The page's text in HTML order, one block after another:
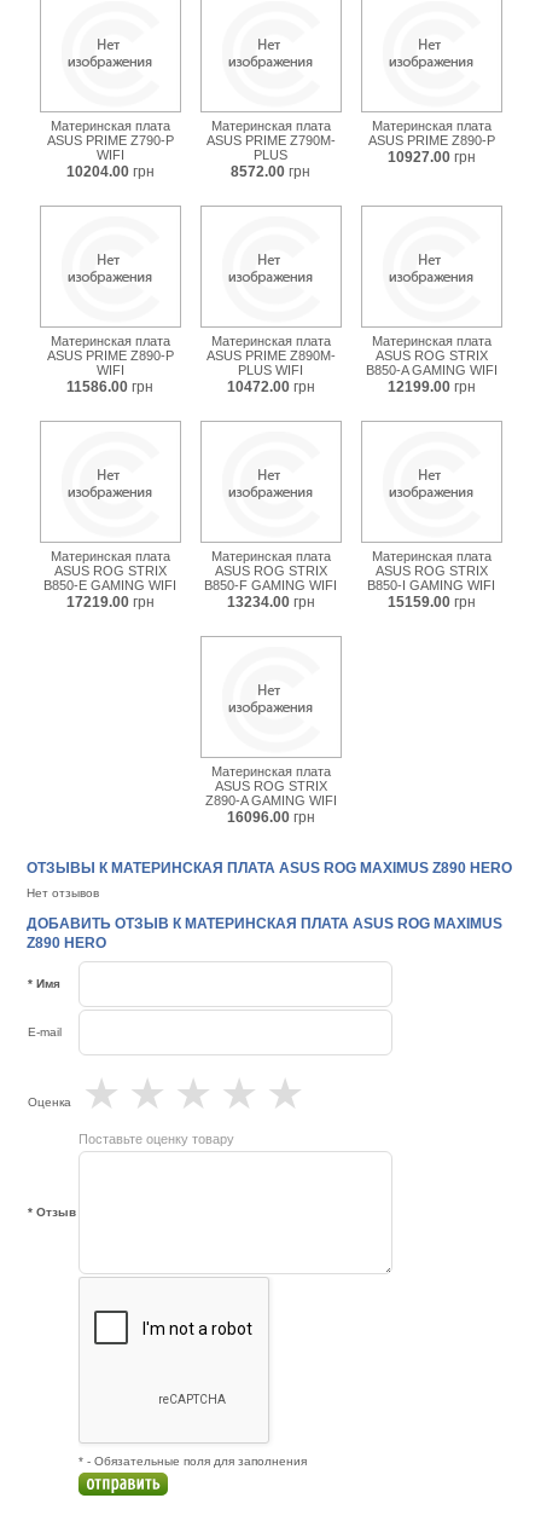
Материнская плата
ASUS PRIME Z790-P
WIFI
10204.00 грн
Материнская плата
ASUS PRIME Z790M-
PLUS
8572.00 грн
Материнская плата
ASUS PRIME Z890-P
10927.00 грн
Материнская плата
ASUS PRIME Z890-P
WIFI
11586.00 грн
Материнская плата
ASUS PRIME Z890M-
PLUS WIFI
10472.00 грн
Материнская плата
ASUS ROG STRIX
B850-A GAMING WIFI
12199.00 грн
Материнская плата
ASUS ROG STRIX
B850-E GAMING WIFI
17219.00 грн
Материнская плата
ASUS ROG STRIX
B850-F GAMING WIFI
13234.00 грн
Материнская плата
ASUS ROG STRIX
B850-I GAMING WIFI
15159.00 грн
Материнская плата
ASUS ROG STRIX
Z890-A GAMING WIFI
16096.00 грн
ОТЗЫВЫ К МАТЕРИНСКАЯ ПЛАТА ASUS ROG MAXIMUS Z890 HERO
Нет отзывов
ДОБАВИТЬ ОТЗЫВ К МАТЕРИНСКАЯ ПЛАТА ASUS ROG MAXIMUS
Z890 HERO
* Имя
E-mail
Оценка ★
★
★
★
★
Поставьте оценку товару
* Отзыв
* - Обязательные поля для заполнения